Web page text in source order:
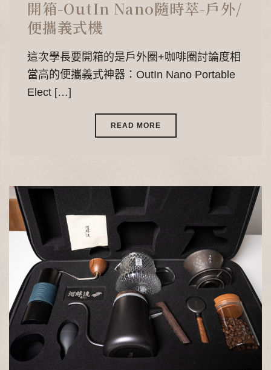
開箱-OutIn Nano隨時萃-戶外/
便攜義式機
這次學長要開箱的是戶外圈+咖啡圈討論度相
當高的便攜義式神器：OutIn Nano Portable
Elect […]
READ MORE